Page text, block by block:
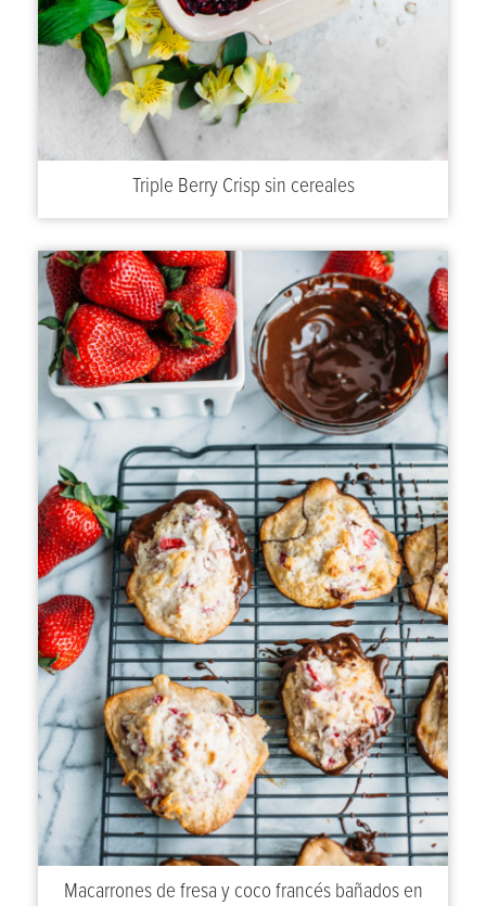
Triple Berry Crisp sin cereales
Macarrones de fresa y coco francés bañados en